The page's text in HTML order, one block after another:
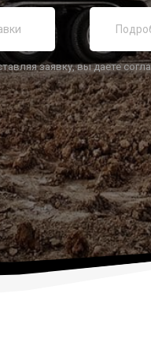
заявку, вы даете